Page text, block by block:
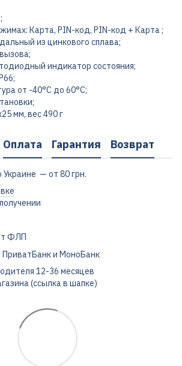
Карта, PIN-код, PIN-код + Карта ;
из цинкового сплава;
индикатор состояния;
от -40°С до 60°С;
мм, вес 490 г
Оплата Гарантия Возврат
Украине — от 80 грн.
ФЛП
ПриватБанк и МоноБанк
12-36 месяцев
(ссылка в шапке)